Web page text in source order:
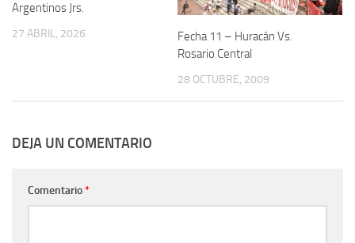
Argentinos Jrs.
27 ABRIL, 2026
Fecha 11 – Huracán Vs.
Rosario Central
28 OCTUBRE, 2009
DEJA UN COMENTARIO
Comentario*